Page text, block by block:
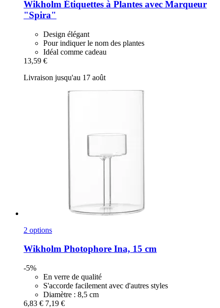
Wikholm Étiquettes à Plantes avec Marqueur
"Spira"
Design élégant
Pour indiquer le nom des plantes
Idéal comme cadeau
13,59 €
Livraison jusqu'au 17 août
2 options
Wikholm Photophore Ina, 15 cm
-5%
En verre de qualité
S'accorde facilement avec d'autres styles
Diamètre : 8,5 cm
6,83 € 7,19 €